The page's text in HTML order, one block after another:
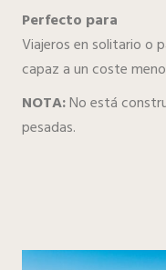
Perfecto para
Viajeros en solitario o
capaz a un coste
NOTA:No está
pesadas.